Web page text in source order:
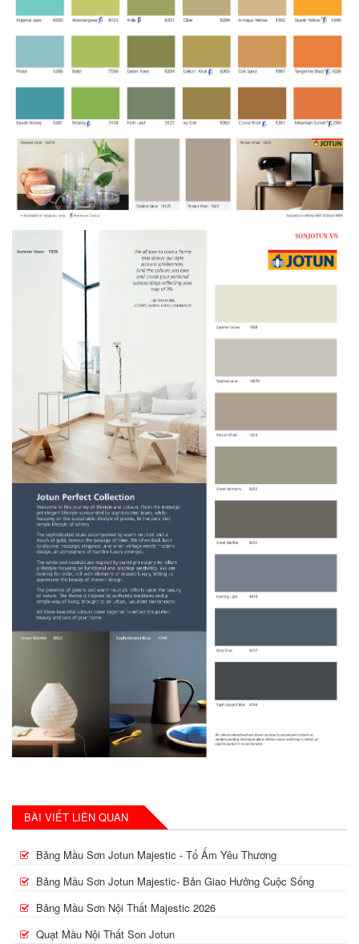
BÀI VIẾT LIÊN QUAN
Bảng Mầu Sơn Jotun Majestic - Tổ Ấm Yêu Thương
Bảng Mầu Sơn Jotun Majestic- Bản Giao Hưởng Cuộc Sống
Bảng Mầu Sơn Nội Thất Majestic 2026
Quạt Mầu Nội Thất Son Jotun